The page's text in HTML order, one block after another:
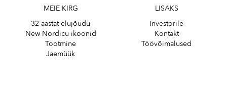
MEIE KIRG
32 aastat elujõudu
New Nordicu ikoonid
Tootmine
Jaemüük
LISAKS
Investorile
Kontakt
Töövõimalused